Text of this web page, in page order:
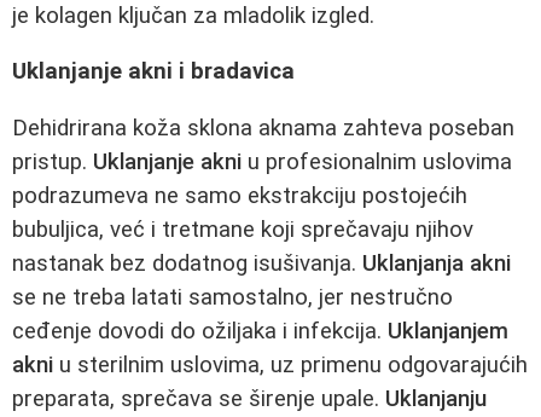
je kolagen ključan za mladolik izgled.
Uklanjanje akni i bradavica
Dehidrirana koža sklona aknama zahteva poseban
pristup. Uklanjanje akni u profesionalnim uslovima
podrazumeva ne samo ekstrakciju postojеćih
bubuljica, već i tretmane koji sprečavaju njihov
nastanak bez dodatnog isušivanja. Uklanjanja akni
se ne treba latati samostalno, jer nestručno
ceđenje dovodi do ožiljaka i infekcija. Uklanjanjem
akni u sterilnim uslovima, uz primenu odgovarajućih
preparata, sprečava se širenje upale. Uklanjanju